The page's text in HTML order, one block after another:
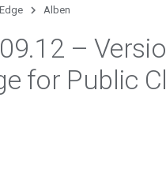
Alben
09.12 –
for Public